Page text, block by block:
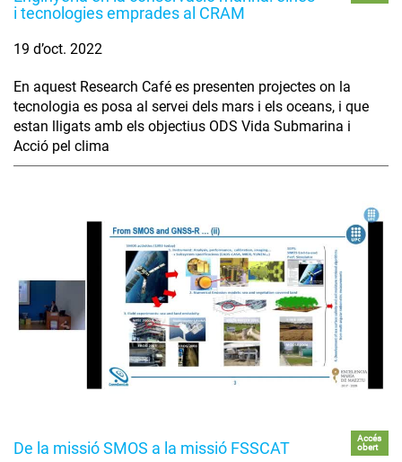
i tecnologies emprades al CRAM
19 d’oct. 2022
En aquest Research Café es presenten projectes on la
tecnologia es posa al servei dels mars i els oceans, i que
estan lligats amb els objectius ODS Vida Submarina i
Acció pel clima
De la missió SMOS a la missió FSSCAT
Accés
obert